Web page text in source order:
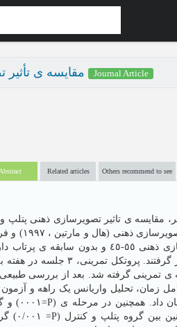
مقایسه ی Journal Article
Abstract Related articles Others recommend to see
ی تاثیر تصویرسازی ذهنی پتلپ و
گرفته شد. بعد از بررسی طبیعی
زمان، تحلیل واریانس یک راهه و آزمون